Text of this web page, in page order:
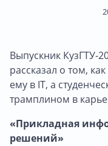
Выпускник КузГТУ-
рассказал о том,
ему в IT, а
трамплином в
«Прикладная
решений»